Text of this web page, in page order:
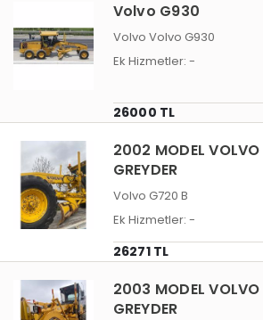
Volvo G930
Volvo Volvo G930
Ek Hizmetler: -
26000 TL
2002 MODEL
GREYDER
Volvo G720 B
Ek Hizmetler: -
26271 TL
2003 MODEL
GREYDER